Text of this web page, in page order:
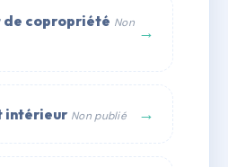
de copropriété Non →
intérieur Non publié →